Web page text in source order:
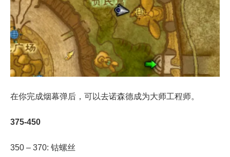
在你完成烟幕弹后，可以去诺森德成为大师工程师。
375-450
350 – 370: 钴螺丝